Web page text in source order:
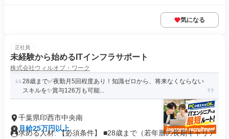
気になる
正社員
未経験から始めるITインフラサポート
株式会社ウィルオブ・ワーク
28歳まで✅夜勤月5回程度あり！知識ゼロから、将来なくならない
スキルを✨賞与126万も可能...
千葉県印西市中央南
月給25万円以上
求める人材: 【必須条件】 ■28歳まで（若年層の長期キャリア